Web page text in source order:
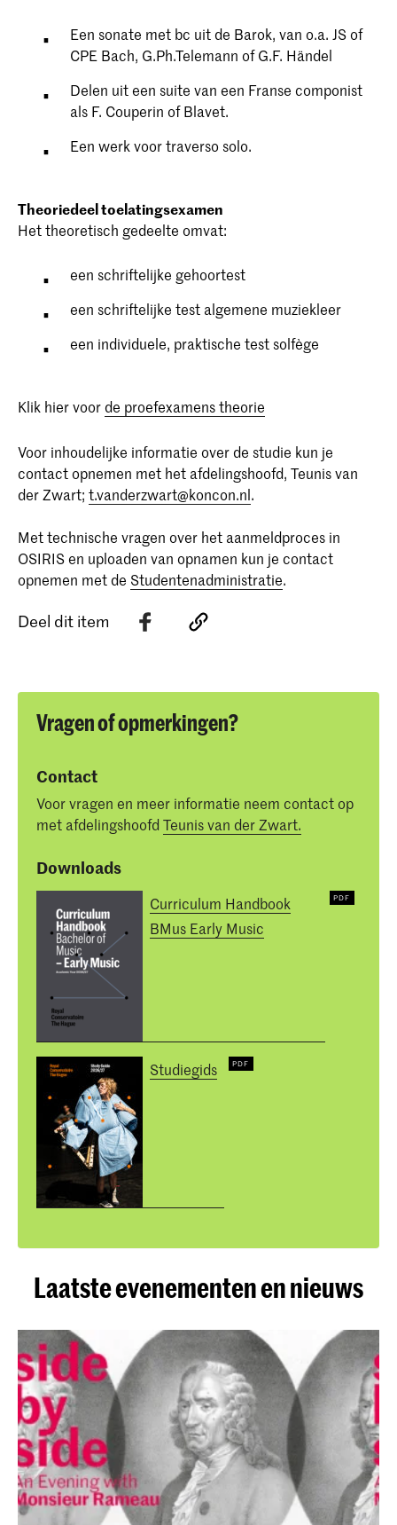
Een sonate met bc uit de Barok, van o.a. JS of
CPE Bach, G.Ph.Telemann of G.F. Händel
Delen uit een suite van een Franse componist
als F. Couperin of Blavet.
Een werk voor traverso solo.
Theoriedeel toelatingsexamen
Het theoretisch gedeelte omvat:
een schriftelijke gehoortest
een schriftelijke test algemene muziekleer
een individuele, praktische test solfège
Klik hier voorde proefexamens theorie
Voor inhoudelijke informatie over de studie kun je
contact opnemen met het afdelingshoofd, Teunis van
der Zwart; t.vanderzwart@koncon.nl.
Met technische vragen over het aanmeldproces in
OSIRIS en uploaden van opnamen kun je contact
opnemen met de Studentenadministratie.
Deel dit item
Vragen of opmerkingen?
Contact
Voor vragen en meer informatie neem contact op
met afdelingshoofdTeunis van der Zwart.
Downloads
Curriculum Handbook
BMus Early Music
Studiegids
Laatste evenementen en nieuws